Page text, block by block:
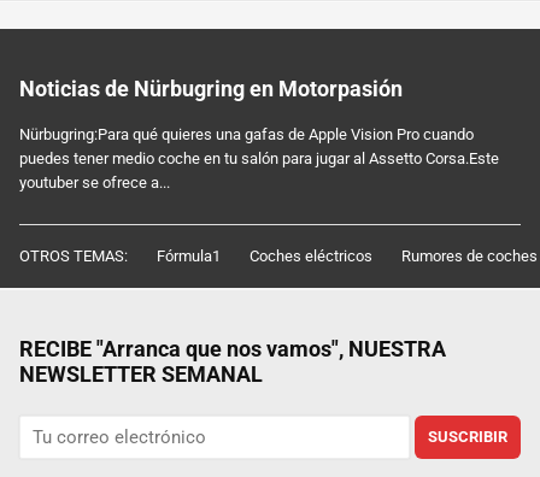
Noticias de Nürbugring en Motorpasión
Nürbugring:Para qué quieres una gafas de Apple Vision Pro cuando
puedes tener medio coche en tu salón para jugar al Assetto Corsa.Este
youtuber se ofrece a...
OTROS TEMAS: Fórmula1 Coches eléctricos Rumores de coches
RECIBE "Arranca que nos vamos", NUESTRA
NEWSLETTER SEMANAL
SUSCRIBIR